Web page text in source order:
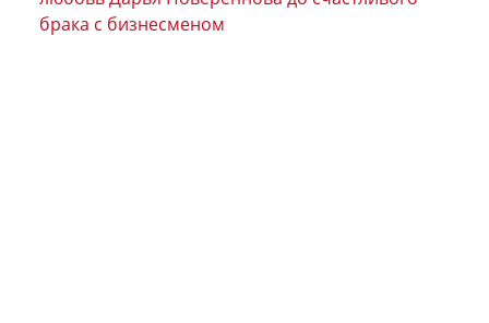
брака с бизнесменом